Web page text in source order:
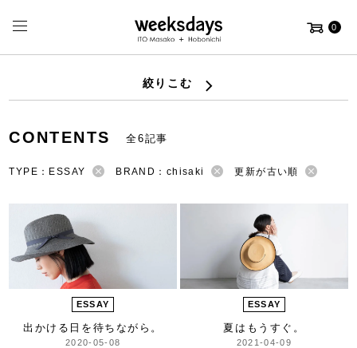
0
絞りこむ
CONTENTS 全6記事
TYPE：ESSAY BRAND：chisaki 更新が古い順
ESSAY
出かける日を待ちながら。
2020-05-08
ESSAY
夏はもうすぐ。
2021-04-09